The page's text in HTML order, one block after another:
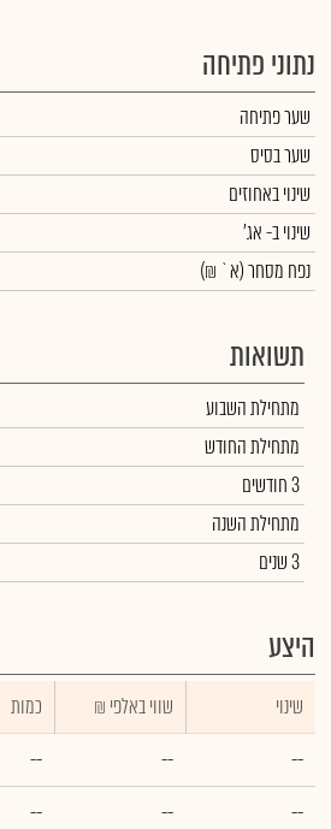
נתוני פתיחה
שער פתיחה
שער בסיס
שינוי באחוזים
שינויב- אג'
נפח מסחר(א` ₪)
תשואות
מתחילת השבוע
מתחילת החודש
3 חודשים
מתחילת השנה
3 שנים
היצע
שינוי ₪ שווי באלפי כמות
--
--
--
--
--
--